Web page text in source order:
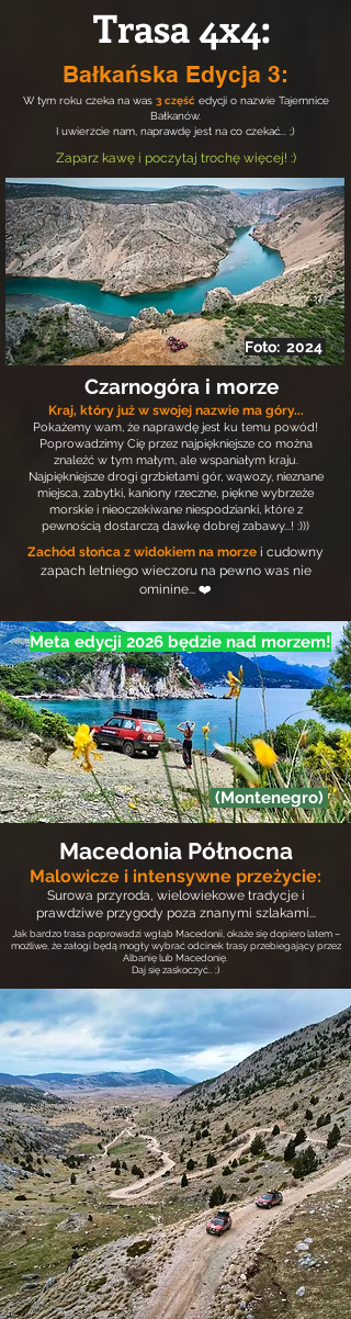
Trasa 4x4:
Bałkańska Edycja 3:
W tym roku czeka na was 3 część edycji o nazwie Tajemnice
Bałkanów.
I uwierzcie nam, naprawdę jest na co czekać... ;)
Zaparz kawę i poczytaj trochę więcej! :)
Foto: 2024
Czarnogóra i morze
Kraj, który już w swojej nazwie ma góry...
Pokażemy wam, że naprawdę jest ku temu powód!
Poprowadzimy Cię przez najpiękniejsze co można
znaleźć w tym małym, ale wspaniałym kraju.
Najpiękniejsze drogi grzbietami gór, wąwozy, nieznane
miejsca, zabytki, kaniony rzeczne, piękne wybrzeże
morskie i nieoczekiwane niespodzianki, które z
pewnością dostarczą dawkę dobrej zabawy...! :)))
Zachód słońca z widokiem na morze i cudowny
zapach letniego wieczoru na pewno was nie
ominine... ❤️
Meta edycji 2026 będzie nad morzem!
(Montenegro)
Macedonia Północna
Malowicze i intensywne przeżycie:
Surowa przyroda, wielowiekowe tradycje i
prawdziwe przygody poza znanymi szlakami...
Jak bardzo trasa poprowadzi wgłąb Macedonii, okaże się dopiero latem –
możliwe, że załogi będą mogły wybrać odcinek trasy przebiegający przez
Albanię lub Macedonię.
Daj się zaskoczyć.. ;)